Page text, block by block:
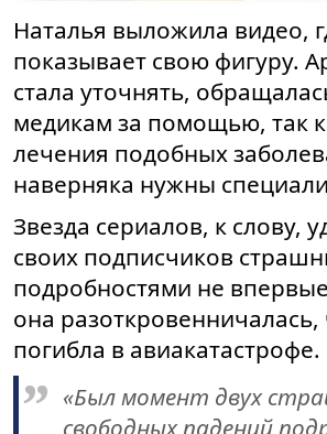
Наталья выложила видео,
показывает свою фигуру.
стала уточнять,
медикам за помощью, так
лечения подобных
наверняка нужны
Звезда сериалов, к слову,
своих подписчиков
подробностями не
она разоткровенничалась,
погибла в авиакатастрофе.
«Был момент двух